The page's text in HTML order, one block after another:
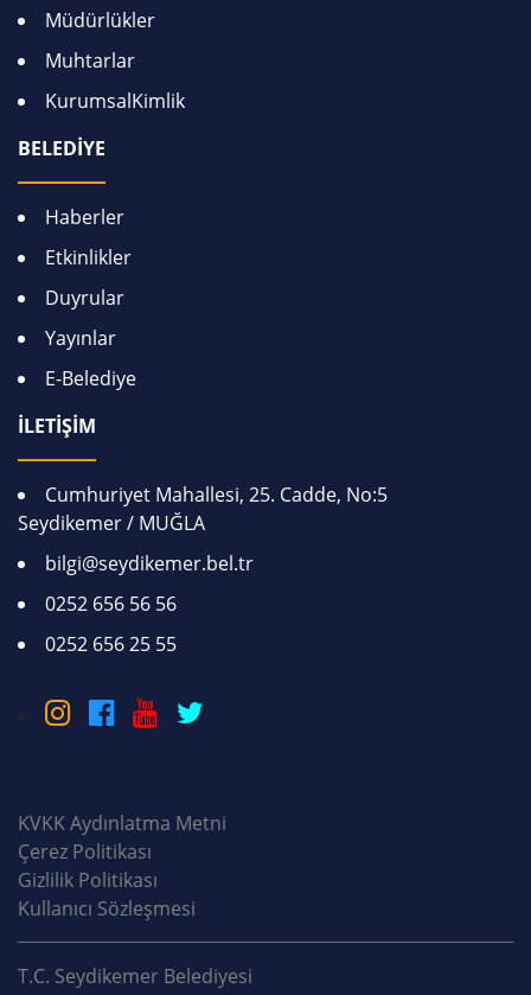
Müdürlükler
Muhtarlar
KurumsalKimlik
BELEDİYE
Haberler
Etkinlikler
Duyrular
Yayınlar
E-Belediye
İLETİŞİM
Cumhuriyet Mahallesi, 25. Cadde, No:5
Seydikemer / MUĞLA
bilgi@seydikemer.bel.tr
0252 656 56 56
0252 656 25 55
KVKK Aydınlatma Metni
Çerez Politikası
Gizlilik Politikası
Kullanıcı Sözleşmesi
T.C. Seydikemer Belediyesi